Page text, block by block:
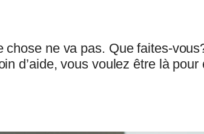
chose ne va pas. Que faites-
d’aide, vous voulez être là